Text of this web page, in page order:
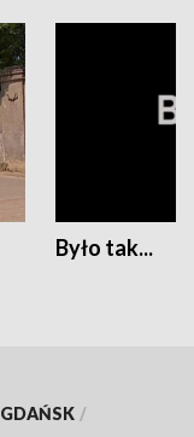
Było tak...
GDAŃSK /